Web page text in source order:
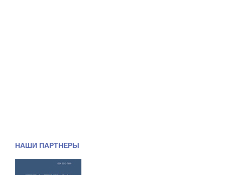
НАШИ ПАРТНЕРЫ